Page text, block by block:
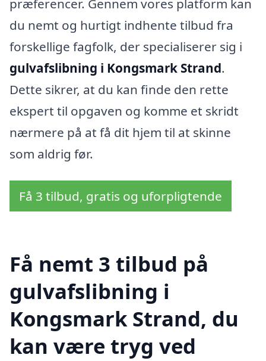
præferencer. Gennem vores platform kan
du nemt og hurtigt indhente tilbud fra
forskellige fagfolk, der specialiserer sig i
gulvafslibning i Kongsmark Strand.
Dette sikrer, at du kan finde den rette
ekspert til opgaven og komme et skridt
nærmere på at få dit hjem til at skinne
som aldrig før.
Få 3 tilbud, gratis og uforpligtende
Få nemt 3 tilbud på
gulvafslibning i
Kongsmark Strand, du
kan være tryg ved